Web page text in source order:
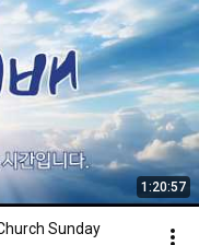
1:20:57
Sunday